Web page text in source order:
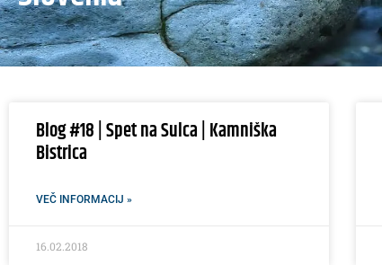
Blog #18 | Spet na Sulca | Kamniška
Bistrica
VEČ INFORMACIJ »
16.02.2018